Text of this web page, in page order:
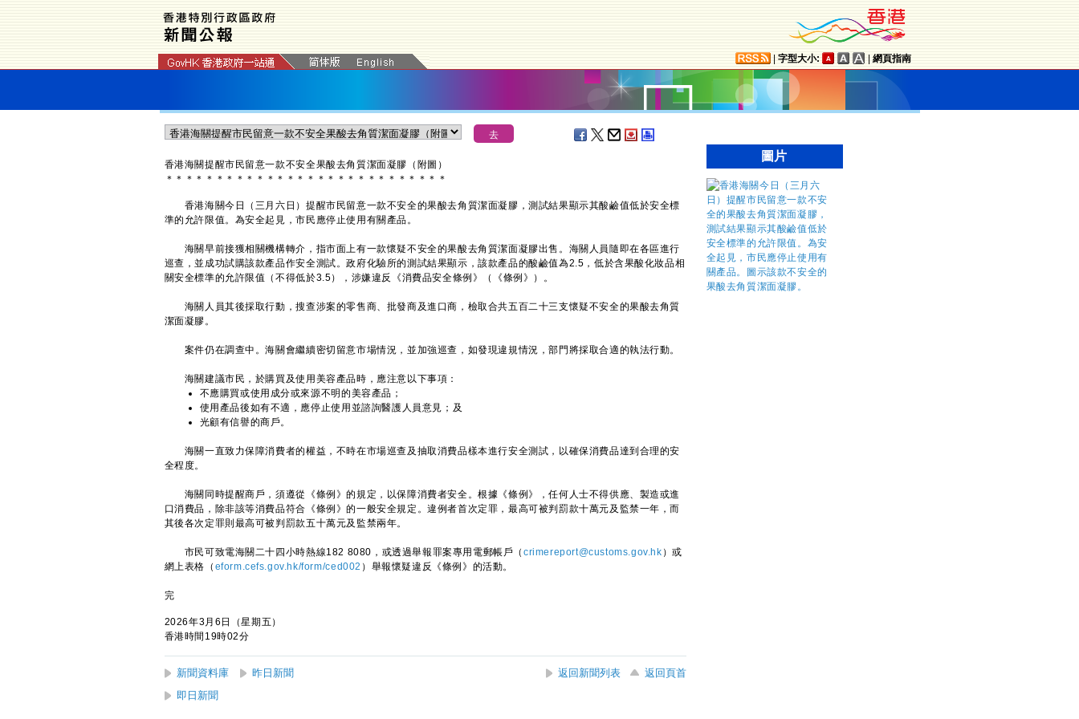
字型大小: 網頁指南
香港海關提醒市民留意一款不安全果酸去角質潔面凝膠（附圖）
＊ ＊ ＊ ＊ ＊ ＊ ＊ ＊ ＊ ＊ ＊ ＊ ＊ ＊ ＊ ＊ ＊ ＊ ＊ ＊ ＊ ＊ ＊ ＊ ＊ ＊ ＊ ＊
香港海關今日（三月六日）提醒市民留意一款不安全的果酸去角質潔面凝膠，測試結果顯示其酸鹼值低於安全標
準的允許限值。為安全起見，市民應停止使用有關產品。
海關早前接獲相關機構轉介，指市面上有一款懷疑不安全的果酸去角質潔面凝膠出售。海關人員隨即在各區進行
巡查，並成功試購該款產品作安全測試。政府化驗所的測試結果顯示，該款產品的酸鹼值為2.5，低於含果酸化妝品相
關安全標準的允許限值（不得低於3.5），涉嫌違反《消費品安全條例》（《條例》）。
海關人員其後採取行動，搜查涉案的零售商、批發商及進口商，檢取合共五百二十三支懷疑不安全的果酸去角質
潔面凝膠。
案件仍在調查中。海關會繼續密切留意市場情況，並加強巡查，如發現違規情況，部門將採取合適的執法行動。
海關建議市民，於購買及使用美容產品時，應注意以下事項：
不應購買或使用成分或來源不明的美容產品；
使用產品後如有不適，應停止使用並諮詢醫護人員意見；及
光顧有信譽的商戶。
海關一直致力保障消費者的權益，不時在市場巡查及抽取消費品樣本進行安全測試，以確保消費品達到合理的安
全程度。
海關同時提醒商戶，須遵從《條例》的規定，以保障消費者安全。根據《條例》，任何人士不得供應、製造或進
口消費品，除非該等消費品符合《條例》的一般安全規定。違例者首次定罪，最高可被判罰款十萬元及監禁一年，而
其後各次定罪則最高可被判罰款五十萬元及監禁兩年。
市民可致電海關二十四小時熱線182 8080，或透過舉報罪案專用電郵帳戶（ crimereport@customs.gov.hk ）或
網上表格（ eform.cefs.gov.hk/form/ced002 ）舉報懷疑違反《條例》的活動。
完
2026年3月6日（星期五）
香港時間19時02分
新聞資料庫 昨日新聞 返回新聞列表
返回頁首
即日新聞
圖片